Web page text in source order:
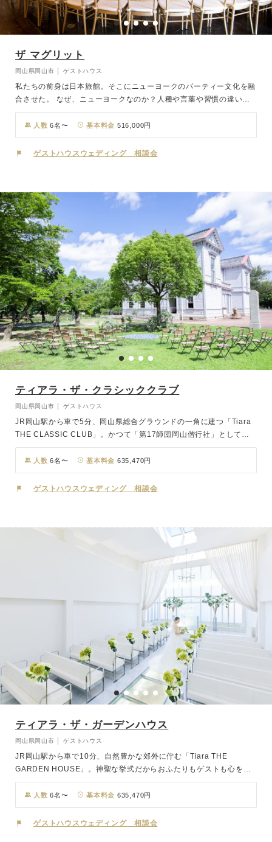
ザ マグリット
岡山県岡山市 │ ゲストハウス
私たちの前身は日本旅館。そこにニューヨークのパーティー文化を融
合させた。 なぜ、ニューヨークなのか？人種や言葉や習慣の違いを
超えて、様々な国々の人たちが住んでいるニューヨーク。そこはアメ
リカというより、世界を凝縮したような街と言った方が正しいかも知
れない。そこで育ったパーティー文化は、国境を越え、人種を超え、
年齢を超えて、すべての人たちに受け入れられる楽しいものになって
人数 6名〜 基本料金 516,000円
ゲストハウスウェディング 相談会
ティアラ・ザ・クラシッククラブ
岡山県岡山市 │ ゲストハウス
JR岡山駅から車で5分、岡山県総合グラウンドの一角に建つ「Tiara
THE CLASSIC CLUB」。かつて「第17師団岡山偕行社」として旧
陸軍の将校集会所だった洋館は、100余年を経た現在では結婚式場と
してはもちろん、市民の憩いの場として活躍し続けています。風と光
を感じながらのガーデンセレモニーは、開放的な空間で誰もが和やか
な表情に。おふたりはもちろん、ゲストの記憶にも刻まれる印象的な
っと縮めます。歴史を感じるクラシカルでモダンな空間を、プライベ
ート感覚で贅沢に使いこなしたおもてなしを。
人数 6名〜 基本料金 635,470円
ゲストハウスウェディング 相談会
ティアラ・ザ・ガーデンハウス
岡山県岡山市 │ ゲストハウス
JR岡山駅から車で10分、自然豊かな郊外に佇む「Tiara THE
GARDEN HOUSE」。神聖な挙式だからおふたりもゲストも心をま
っさらにして臨んでほしい。そんな思いを込めてチャペルは余分な装
飾を一切なくし、できるだけ自然光を生かせるピュアホワイトで統
一。純白の空間で誓った永遠。ふりそそぐ光がおふたりの歩む道をま
っすぐに示してくれます。会食は自然光が差し込む明るいメインホー
人数 6名〜 基本料金 635,470円
ゲストハウスウェディング 相談会